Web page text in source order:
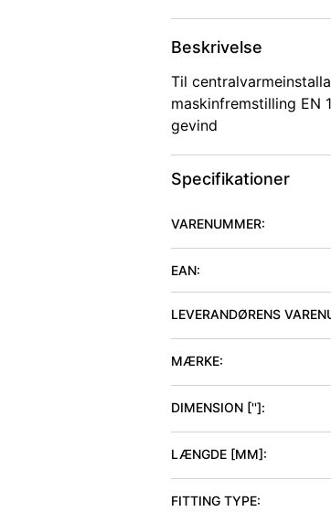
Beskrivelse
Til
maskinfremstilling EN
gevind
Specifikationer
VARENUMMER:
EAN:
LEVERANDØRENS
MÆRKE:
DIMENSION ['']:
LÆNGDE [MM]:
FITTING TYPE: